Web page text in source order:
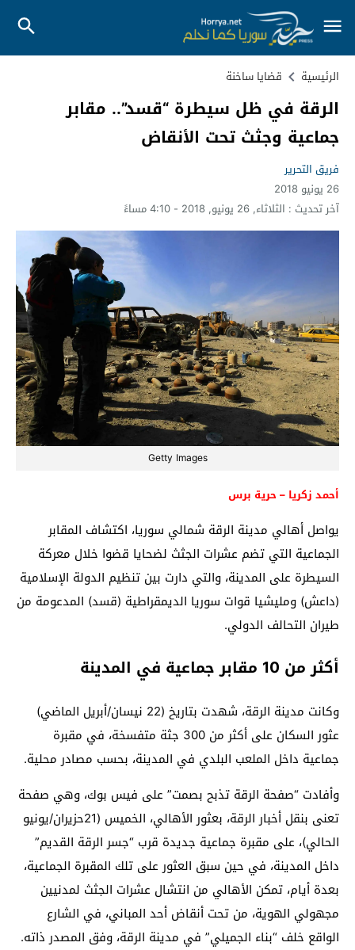
الرئيسية قضايا ساخنة
الرقة في ظل سيطرة “قسد”.. مقابر
جماعية وجثث تحت الأنقاض
فريق التحرير
26 يونيو 2018
آخر تحديث : الثلاثاء, 26 يونيو, 2018 - 4:10 مساءً
Getty Images
أحمد زكريا – حرية برس
يواصل أهالي مدينة الرقة شمالي سوريا، اكتشاف المقابر
الجماعية التي تضم عشرات الجثث لضحايا قضوا خلال معركة
السيطرة على المدينة، والتي دارت بين تنظيم الدولة الإسلامية
(داعش) ومليشيا قوات سوريا الديمقراطية (قسد) المدعومة من
طيران التحالف الدولي.
أكثر من 10 مقابر جماعية في المدينة
وكانت مدينة الرقة، شهدت بتاريخ (22 نيسان/أبريل الماضي)
عثور السكان على أكثر من 300 جثة متفسخة، في مقبرة
جماعية داخل الملعب البلدي في المدينة، بحسب مصادر محلية.
وأفادت “صفحة الرقة تذبح بصمت” على فيس بوك، وهي صفحة
تعنى بنقل أخبار الرقة، بعثور الأهالي، الخميس (21حزيران/يونيو
الحالي)، على مقبرة جماعية جديدة قرب “جسر الرقة القديم”
داخل المدينة، في حين سبق العثور على تلك المقبرة الجماعية،
بعدة أيام، تمكن الأهالي من انتشال عشرات الجثث لمدنيين
مجهولي الهوية، من تحت أنقاض أحد المباني، في الشارع
الواقع خلف “بناء الجميلي” في مدينة الرقة، وفق المصدر ذاته.